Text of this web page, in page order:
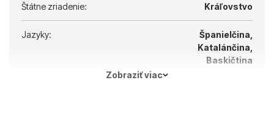
Štátne zriadenie: Kráľovstvo
Jazyky:
Španielčina,
Katalánčina,
Baskičtina
Zobraziť viac